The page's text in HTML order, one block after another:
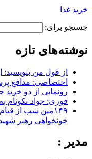
خرید غذا
جستجو برای:
نوشته‌های تازه
از قول من بنویسید:
اختصاصی: مدافع
رونمایی از دو
فوری: جواد نکونام
۱۴۹مین شب از
خونخواهی رهبر
مدیر :